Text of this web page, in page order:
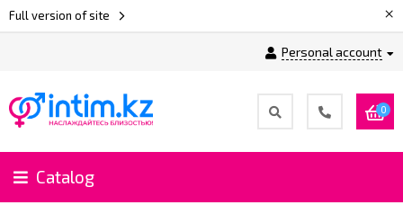
Full version of site ×
Personal account
0
Catalog